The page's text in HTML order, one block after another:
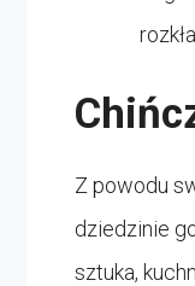
Z powodu
dziedzinie
sztuka,